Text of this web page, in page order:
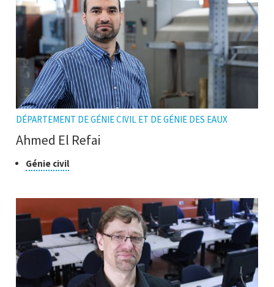
DÉPARTEMENT DE GÉNIE CIVIL ET DE GÉNIE DES EAUX
Ahmed El Refai
Classe
Génie civilCliquer
pour
l'infobulle